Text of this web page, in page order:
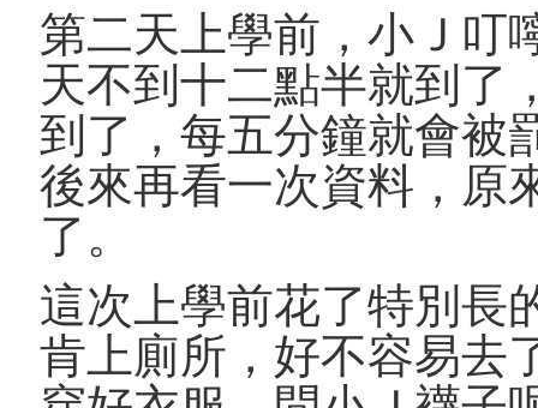
第二天上學前，小Ｊ叮
天不到十二點半就到了
到了，每五分鐘就會被
後來再看一次資料，原
了。
這次上學前花了特別長
肯上廁所，好不容易去